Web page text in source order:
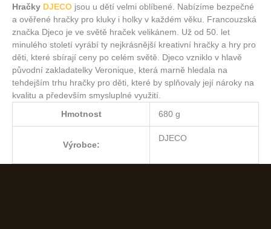
Hračky DJECO jsou u dětí velmi oblíbené. Nabízíme bezpečné
a ověřené hračky pro kluky i holky v každém věku. Francouzská
značka Djeco je ve světě hraček velikánem. Už od 50. let
minulého století vyrábí ty nejkrásnější kreativní hračky a hry pro
děti, které sbírají ceny po celém světě. Djeco vzniklo v hlavě
původní zakladatelky Veronique, která marně hledala na
tehdejším trhu hračky pro děti, které by splňovaly její nároky na
kvalitu a především smysluplné využití.
Hmotnost 680 g
Výrobce:
DJECO